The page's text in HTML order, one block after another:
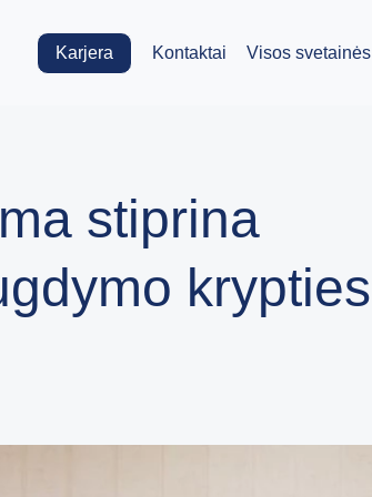
Karjera Kontaktai Visos svetainės
stiprina
krypties